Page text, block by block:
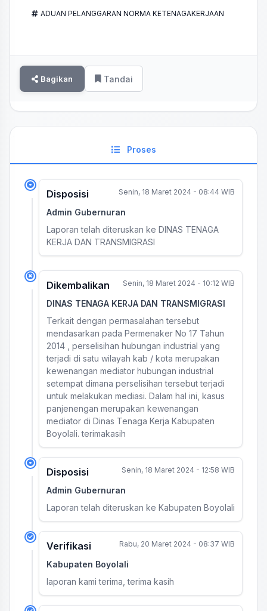
ADUAN PELANGGARAN NORMA KETENAGAKERJAAN
Bagikan Tandai
Proses
Disposisi Senin, 18 Maret 2024 - 08:44 WIB
Admin Gubernuran
Laporan telah diteruskan ke DINAS TENAGA
KERJA DAN TRANSMIGRASI
Dikembalikan Senin, 18 Maret 2024 - 10:12 WIB
DINAS TENAGA KERJA DAN TRANSMIGRASI
Terkait dengan permasalahan tersebut
mendasarkan pada Permenaker No 17 Tahun
2014 , perselisihan hubungan industrial yang
terjadi di satu wilayah kab / kota merupakan
kewenangan mediator hubungan industrial
setempat dimana perselisihan tersebut terjadi
untuk melakukan mediasi. Dalam hal ini, kasus
panjenengan merupakan kewenangan
mediator di Dinas Tenaga Kerja Kabupaten
Boyolali. terimakasih
Disposisi Senin, 18 Maret 2024 - 12:58 WIB
Admin Gubernuran
Laporan telah diteruskan ke Kabupaten Boyolali
Verifikasi Rabu, 20 Maret 2024 - 08:37 WIB
Kabupaten Boyolali
laporan kami terima, terima kasih